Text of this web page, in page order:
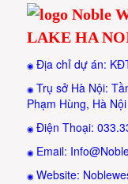
LAKE HA
◉Địa chỉ dự án:
◉ Trụ sở Hà Nội:
Phạm Hùng, Hà Nội
◉Điện Thoại:
◉ Email:
◉Website: